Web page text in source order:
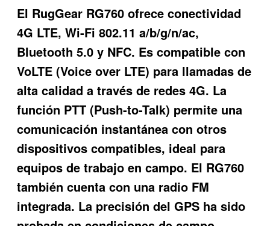
El RugGear RG760 ofrece conectividad
4G LTE, Wi-Fi 802.11 a/b/g/n/ac,
Bluetooth 5.0 y NFC. Es compatible con
VoLTE (Voice over LTE) para llamadas de
alta calidad a través de redes 4G. La
función PTT (Push-to-Talk) permite una
comunicación instantánea con otros
dispositivos compatibles, ideal para
equipos de trabajo en campo. El RG760
también cuenta con una radio FM
integrada. La precisión del GPS ha sido